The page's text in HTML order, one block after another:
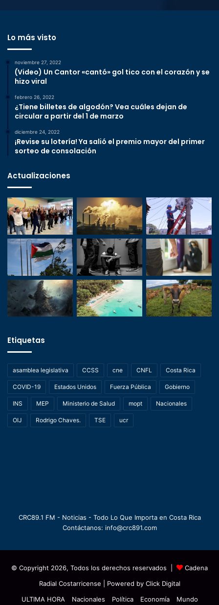
Lo más visto
noviembre 27, 2022
(Video) Un Cantor «cantó» gol tico con el corazón y se
hizo viral
febrero 26, 2022
¿Tiene billetes de algodón? Vea cuáles dejan de
circular a partir del 1 de marzo
diciembre 24, 2022
¡Revise su lotería! Ya salió el premio mayor del primer
sorteo de consolación
Actualizaciones
Etiquetas
asamblea legislativa CCSS cne CNFL Costa Rica
COVID-19 Estados Unidos Fuerza Pública Gobierno
INS MEP Ministerio de Salud mopt Nacionales
OIJ Rodrigo Chaves. TSE ucr
CRC89.1 FM - Noticias - Todo Lo Que Importa en Costa Rica
Contáctanos: info@crc891.com
© Copyright 2026, Todos los derechos reservados |
Cadena
Radial Costarricense | Powered by Click Digital
ULTIMA HORA
Nacionales Política Economía Mundo